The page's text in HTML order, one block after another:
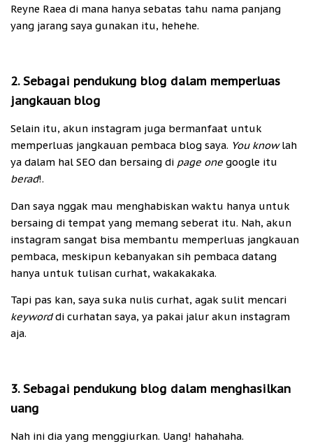
Reyne Raea di mana hanya sebatas tahu nama panjang
yang jarang saya gunakan itu, hehehe.
2. Sebagai pendukung blog dalam memperluas
jangkauan blog
Selain itu, akun instagram juga bermanfaat untuk
memperluas jangkauan pembaca blog saya. You knowlah
ya dalam hal SEO dan bersaing di page one google itu
berad!.
Dan saya nggak mau menghabiskan waktu hanya untuk
bersaing di tempat yang memang seberat itu. Nah, akun
instagram sangat bisa membantu memperluas jangkauan
pembaca, meskipun kebanyakan sih pembaca datang
hanya untuk tulisan curhat, wakakakaka.
Tapi pas kan, saya suka nulis curhat, agak sulit mencari
keyworddi curhatan saya, ya pakai jalur akun instagram
aja.
3. Sebagai pendukung blog dalam menghasilkan
uang
Nah ini dia yang menggiurkan. Uang! hahahaha.